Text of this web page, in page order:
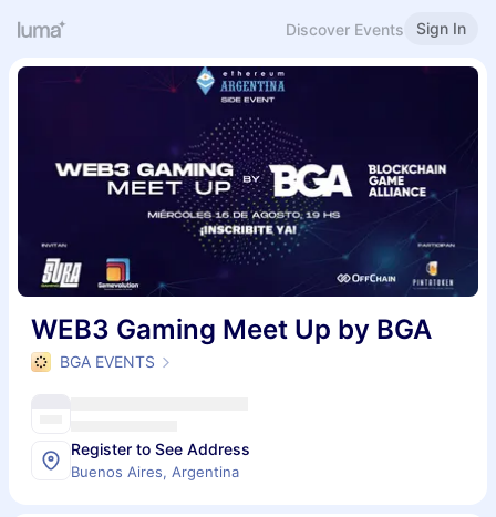
Discover Events Sign In
WEB3 Gaming Meet Up by BGA
BGA EVENTS
Register to See Address
Buenos Aires, Argentina